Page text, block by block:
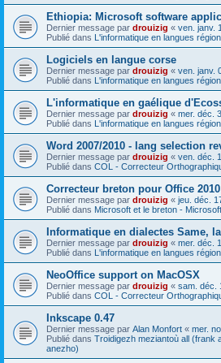
Ethiopia: Microsoft software
Dernier message par drouizig « ven. janv.
Publié dans L'informatique en langues
Logiciels en langue corse
Dernier message par drouizig « ven. janv.
Publié dans L'informatique en langues
L'informatique en gaélique
Dernier message par drouizig « mer. déc.
Publié dans L'informatique en langues
Word 2007/2010 - lang selection
Dernier message par drouizig « ven. déc.
Publié dans COL - Correcteur
Correcteur breton pour Office
Dernier message par drouizig « jeu. déc.
Publié dans Microsoft et le breton -
Informatique en dialectes Same,
Dernier message par drouizig « mer. déc.
Publié dans L'informatique en langues
NeoOffice support on MacOSX
Dernier message par drouizig « sam. déc.
Publié dans COL - Correcteur
Inkscape 0.47
Dernier message par Alan Monfort « mer.
Publié dans Troidigezh meziantoù all (frank
anezho)